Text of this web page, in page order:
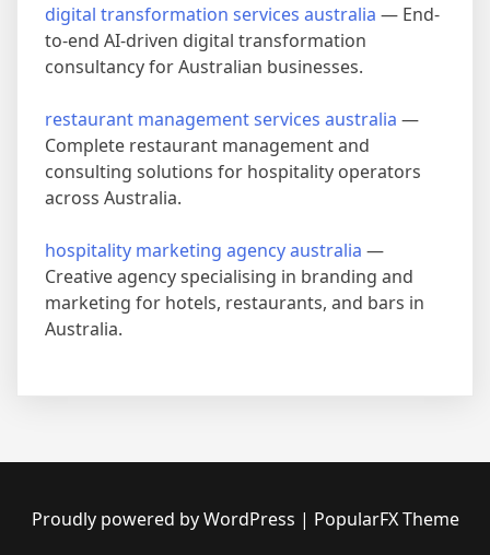
digital transformation services australia — End-
to-end AI-driven digital transformation
consultancy for Australian businesses.
restaurant management services australia —
Complete restaurant management and
consulting solutions for hospitality operators
across Australia.
hospitality marketing agency australia —
Creative agency specialising in branding and
marketing for hotels, restaurants, and bars in
Australia.
Proudly powered by WordPress | PopularFX Theme